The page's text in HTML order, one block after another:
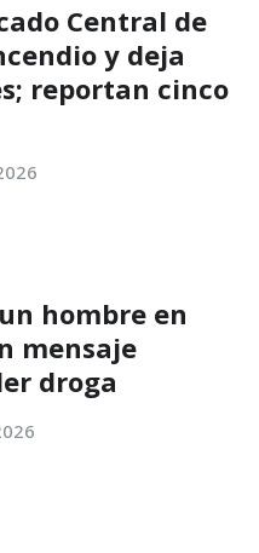
Central de
y deja
reportan cinco
hombre en
mensaje
droga